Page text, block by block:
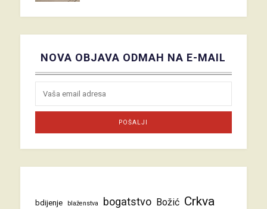
NOVA OBJAVA ODMAH NA E-MAIL
bdijenje blaženstva bogatstvo Božić Crkva